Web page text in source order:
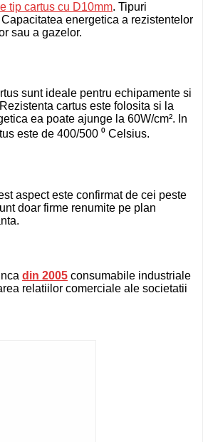
tip cartus cu D10mm. Tipuri
energetica a rezistentelor
sau a gazelor.
sunt ideale pentru echipamente si
cartus este folosita si la
ea poate ajunge la 60W/cm². In
este de 400/500 ⁰ Celsius.
aspect este confirmat de cei peste
doar firme renumite pe plan
din 2005 consumabile industriale
relatiilor comerciale ale societatii